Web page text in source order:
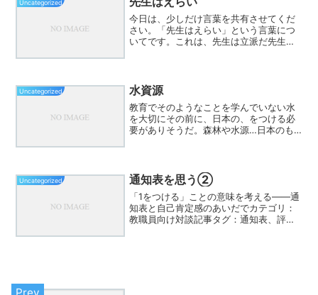
えるようになった。それは、学...
Uncategorized
今日は、少しだけ言葉を共有させてくだ
さい。「先生はえらい」という言葉につ
いてです。これは、先生は立派だ先生は
失敗もする。それでも、毎...
Uncategorized 水資源
教育でそのようなことを学んでいない水
を大切にその前に、日本の、をつける必
要がありそうだ。森林や水源…日本のも
Uncategorized 通知表を思う②
「1をつける」ことの意味を考える——通
知表と自己肯定感のあいだでカテゴリ：
教職員向け対談記事タグ：通知表、評価